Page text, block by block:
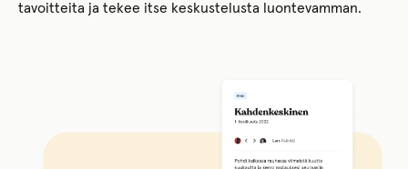
tavoitteita ja tekee itse keskustelusta luontevamman.